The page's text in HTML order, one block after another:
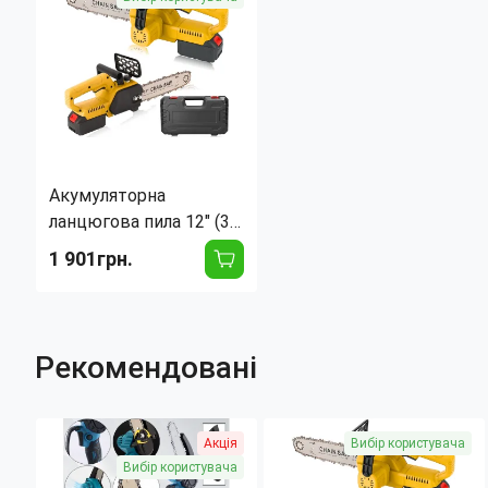
Акумуляторна
ланцюгова пила 12" (30
см) + 2 акумулятори Li-
ion 108V, у кейсі,
1 901грн.
Рекомендовані
Акція
Вибір користувача
Вибір користувача